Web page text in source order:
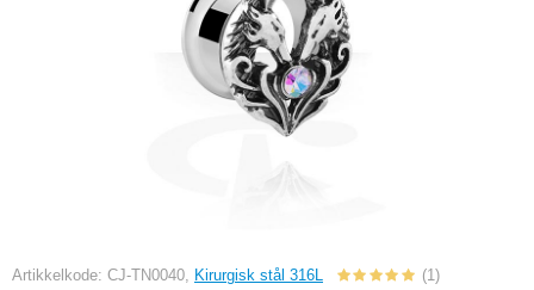
Artikkelkode: CJ-TN0040, Kirurgisk stål 316L (1)